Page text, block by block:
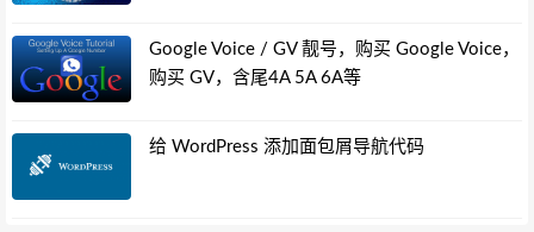
Google Voice / GV 靓号，购买 Google Voice，
购买 GV，含尾4A 5A 6A等
给 WordPress 添加面包屑导航代码